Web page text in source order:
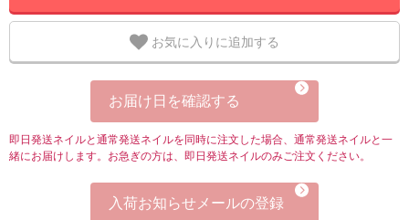
お気に入りに追加する
お届け日を確認する
即日発送ネイルと通常発送ネイルを同時に注文した場合、通常発送ネイルと一
緒にお届けします。お急ぎの方は、即日発送ネイルのみご注文ください。
入荷お知らせメールの登録